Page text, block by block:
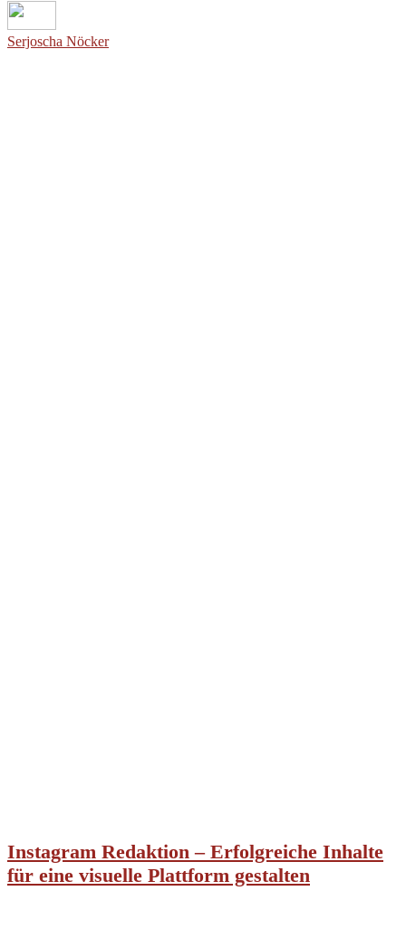
Serjoscha Nöcker
Instagram Redaktion – Erfolgreiche Inhalte
für eine visuelle Plattform gestalten